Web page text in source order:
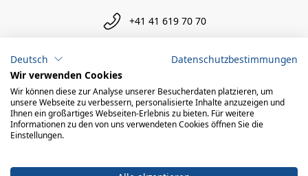
+41 41 619 70 70
info@engelberger.ch
Deutsch
Datenschutzbestimmungen
Wir verwenden Cookies
Wir können diese zur Analyse unserer Besucherdaten platzieren, um
unsere Webseite zu verbessern, personalisierte Inhalte anzuzeigen und
Ihnen ein großartiges Webseiten-Erlebnis zu bieten. Für weitere
Informationen zu den von uns verwendeten Cookies öffnen Sie die
Einstellungen.